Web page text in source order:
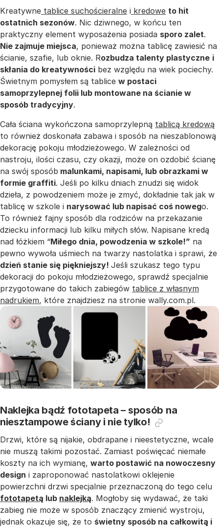
Kreatywne tablice suchościeralne i kredowe to hit
ostatnich sezonów. Nic dziwnego, w końcu ten
praktyczny element wyposażenia posiada sporo zalet.
Nie zajmuje miejsca, ponieważ można tablicę zawiesić na
ścianie, szafie, lub oknie. Rozbudza talenty plastyczne i
skłania do kreatywności bez względu na wiek pociechy.
Świetnym pomysłem są tablice w postaci
samoprzylepnej folii lub montowane na ścianie w
sposób tradycyjny.
Cała ściana wykończona samoprzylepną tablicą kredową
to również doskonała zabawa i sposób na nieszablonową
dekorację pokoju młodzieżowego. W zależności od
nastroju, ilości czasu, czy okazji, może on ozdobić ścianę
na swój sposób malunkami, napisami, lub obrazkami w
formie graffiti. Jeśli po kilku dniach znudzi się widok
dzieła, z powodzeniem może je zmyć, dokładnie tak jak w
tablicę w szkole i narysować lub napisać coś nowego.
To również fajny sposób dla rodziców na przekazanie
dziecku informacji lub kilku miłych słów. Napisane kredą
nad łóżkiem “Miłego dnia, powodzenia w szkole!” na
pewno wywoła uśmiech na twarzy nastolatka i sprawi, że
dzień stanie się piękniejszy! Jeśli szukasz tego typu
dekoracji do pokoju młodzieżowego, sprawdź specjalnie
przygotowane do takich zabiegów tablice z własnym
nadrukiem, które znajdziesz na stronie wally.com.pl.
Naklejka bądź fototapeta – sposób na
niesztampowe ściany i nie tylko!
Drzwi, które są nijakie, obdrapane i nieestetyczne, wcale
nie muszą takimi pozostać. Zamiast poświęcać niemałe
koszty na ich wymianę, warto postawić na nowoczesny
design i zaproponować nastolatkowi oklejenie
powierzchni drzwi specjalnie przeznaczoną do tego celu
fototapetą lub naklejką. Mogłoby się wydawać, że taki
zabieg nie może w sposób znaczący zmienić wystroju,
jednak okazuje się, że to świetny sposób na całkowitą i